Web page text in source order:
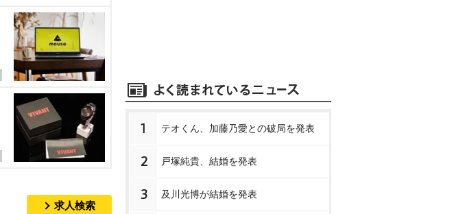
求人検索
1 テオくん、加藤乃愛との破局を発表
2 戸塚純貴、結婚を発表
3 及川光博が結婚を発表